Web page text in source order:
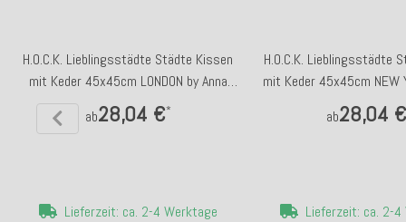
H.O.C.K. Lieblingsstädte Städte Kissen
mit Keder 45x45cm LONDON by Anna
Flores
ab28,04 €*
Lieferzeit: ca. 2-4 Werktage
H.O.C.K. Lieblingsstädte
mit Keder 45x45cm NEW
Flores
ab28,04 €
Lieferzeit: ca. 2-4